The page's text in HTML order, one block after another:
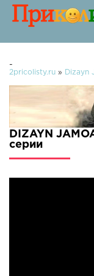
-
2pricolisty.ru » Dizayn
DIZAYN
серии